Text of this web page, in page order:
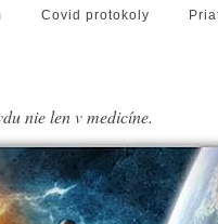
Covid protokoly
nie len v medicíne.